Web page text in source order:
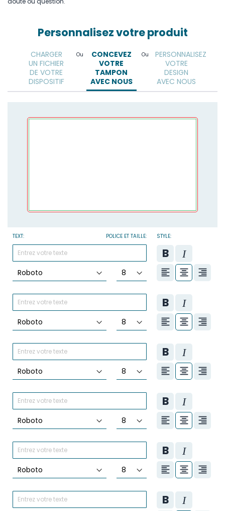
Personnalisez votre produit
CHARGER
UN FICHIER
DE VOTRE
DISPOSITIF
Ou
CONCEVEZ
VOTRE
TAMPON
AVEC NOUS
TEXT: POLICE ET TAILLE: STYLE:
Ou
PERSONNALISEZ
VOTRE
DESIGN
AVEC NOUS